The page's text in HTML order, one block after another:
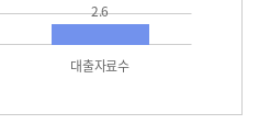
대출자료수
2.6